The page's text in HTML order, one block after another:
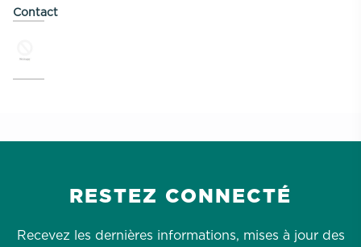
Contact
RESTEZ CONNECTÉ
Recevez les dernières informations, mises à jour des